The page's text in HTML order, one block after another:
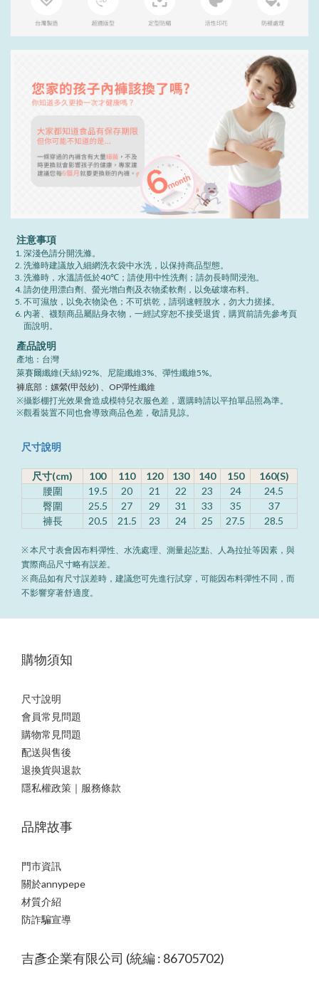
注意事項
深淺色請分開洗滌。
洗滌時建議放入細網洗衣袋中水洗，以保持商品型態。
洗滌時，水溫請低於40℃；請使用中性洗劑；請勿長時間浸泡。
請勿使用漂白劑、螢光增白劑及衣物柔軟劑，以免破壞布料。
不可濕放，以免衣物染色；不可烘乾，請弱速輕脫水，勿大力搓揉。
內著、襪類商品屬貼身衣物，一經試穿恕不接受退貨，購買前請先參考頁
面說明。
產品說明
產地：台灣
萊賽爾纖維(天絲)92%、尼龍纖維3%、彈性纖維5%。
褲底部：嫘縈(甲殼紗) OP彈性纖維
※攝影棚打光效果會造成模特兒衣服色差，選購時請以平拍單品照為準。
※觀看裝置不同也會導致商品色差，敬請見諒。
尺寸說明
尺寸(cm) 100 110 120 130 140 150
160(S)
腰圍
19.5 20 21 22 23 24
24.5
臀圍
25.5 27 29 31 33 35
37
褲長
20.5 21.5 23 24 25 27.5 28.5
※ 本尺寸表會因布料彈性、水洗處理、測量起訖點、人為拉扯等因素，與
實際商品尺寸略有誤差。
※ 商品如有尺寸誤差時，建議您可先進行試穿，可能因布料彈性不同，而
不影響穿著舒適度。
購物須知
尺寸說明
會員常見問題
購物常見問題
配送與售後
退換貨與退款
隱私權政策｜服務條款
品牌故事
門市資訊
關於annypepe
材質介紹
防詐騙宣導
吉彥企業有限公司 (統編 : 86705702)